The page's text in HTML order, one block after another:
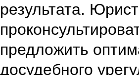
результата.
предложить
досудебного